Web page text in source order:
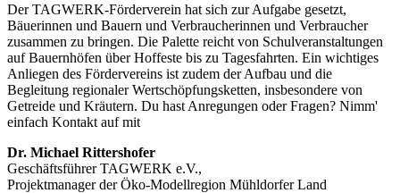
Der TAGWERK-Förderverein hat sich zur Aufgabe gesetzt,
Bäuerinnen und Bauern und Verbraucherinnen und Verbraucher
zusammen zu bringen. Die Palette reicht von Schulveranstaltungen
auf Bauernhöfen über Hoffeste bis zu Tagesfahrten. Ein wichtiges
Anliegen des Fördervereins ist zudem der Aufbau und die
Begleitung regionaler Wertschöpfungsketten, insbesondere von
Getreide und Kräutern. Du hast Anregungen oder Fragen? Nimm'
einfach Kontakt auf mit
Dr. Michael Rittershofer
Geschäftsführer TAGWERK e.V.,
Projektmanager der Öko-Modellregion Mühldorfer Land